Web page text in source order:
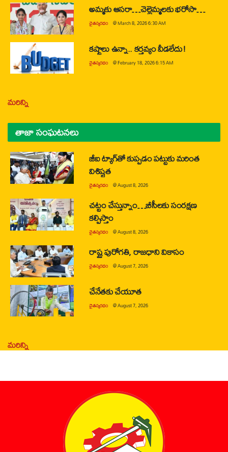
అమ్మకు ఆసరా…చెల్లెమ్మలకు భరోసా…
చైతన్యరధం @March 8, 2026 6:30 AM
కష్టాలు ఉన్నా.. కర్తవ్యం వీడలేదు!
చైతన్యరధం @February 18, 2026 6:15 AM
మరిన్ని
తాజా సంఘటనలు
జీఐ ట్యాగ్‌తో కుప్పడం పట్టుకు మరింత
విశిష్టత
చైతన్యరధం @August 8, 2026
చట్టం చేస్తున్నాం…బీసీలకు సంరక్షణ
కల్పిస్తాం
చైతన్యరధం @August 8, 2026
రాష్ట్ర పురోగతి, రాజధాని వికాసం
చైతన్యరధం @August 7, 2026
చేనేతకు చేయూత
చైతన్యరధం @August 7, 2026
మరిన్ని